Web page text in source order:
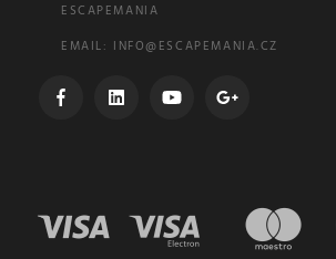
ESCAPEMANIA
EMAIL: INFO@ESCAPEMANIA.CZ